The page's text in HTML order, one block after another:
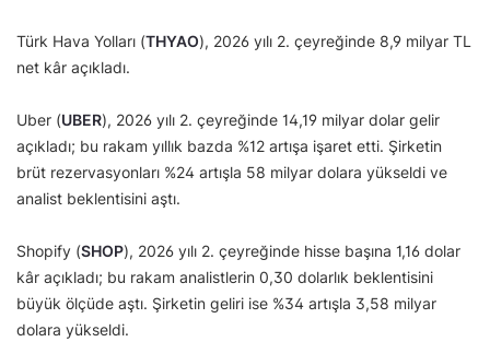
Türk Hava Yolları (THYAO), 2026 yılı 2. çeyreğinde 8,9 milyar TL
net kâr açıkladı.
Uber (UBER), 2026 yılı 2. çeyreğinde 14,19 milyar dolar gelir
açıkladı; bu rakam yıllık bazda %12 artışa işaret etti. Şirketin
brüt rezervasyonları %24 artışla 58 milyar dolara yükseldi ve
analist beklentisini aştı.
Shopify (SHOP), 2026 yılı 2. çeyreğinde hisse başına 1,16 dolar
kâr açıkladı; bu rakam analistlerin 0,30 dolarlık beklentisini
büyük ölçüde aştı. Şirketin geliri ise %34 artışla 3,58 milyar
dolara yükseldi.